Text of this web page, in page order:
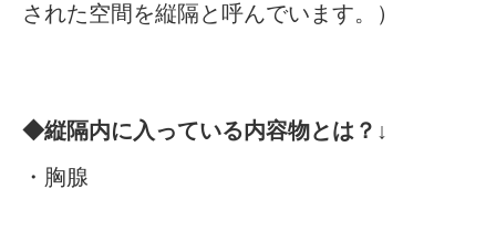
された空間を縦隔と呼んでいます。）
◆縦隔内に入っている内容物とは？↓
・胸腺